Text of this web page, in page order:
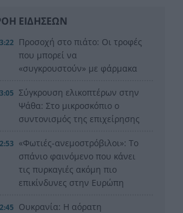
ΕΙΔΗΣΕΩΝ
Προσοχή στο πιάτο: Οι τροφές
που μπορεί να
«συγκρουστούν» με φάρμακα
Σύγκρουση ελικοπτέρων στην
Ψάθα: Στο μικροσκόπιο ο
συντονισμός της επιχείρησης
«Φωτιές-ανεμοστρόβιλοι»: Το
σπάνιο φαινόμενο που κάνει
τις πυρκαγιές ακόμη πιο
επικίνδυνες στην Ευρώπη
Ουκρανία: Η αόρατη